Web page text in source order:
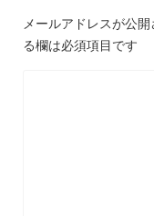
メールアドレスが公
る欄は必須項目です